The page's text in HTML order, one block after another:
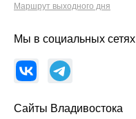
Маршрут выходного дня
Мы в социальных сетях
Сайты Владивостока